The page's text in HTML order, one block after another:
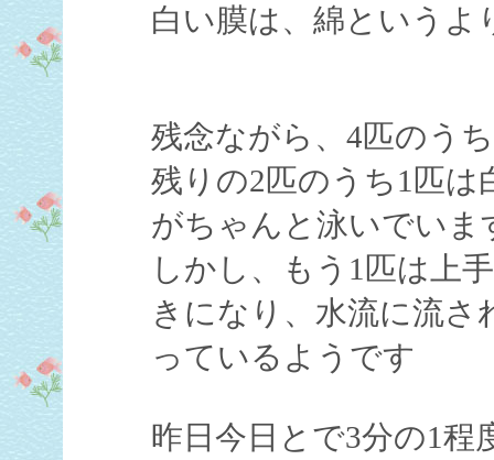
白い膜は、綿というよ
残念ながら、4匹のう
残りの2匹のうち1匹
がちゃんと泳いでいま
しかし、もう1匹は上
きになり、水流に流
っているようです
昨日今日とで3分の1程